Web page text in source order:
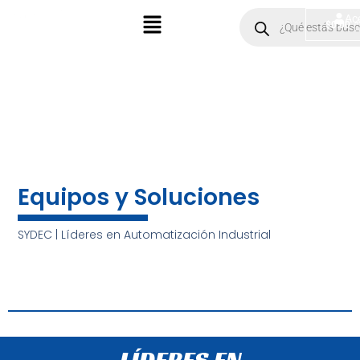
Menú
search
$0.00
Equipos y Soluciones
SYDEC | Líderes en Automatización Industrial